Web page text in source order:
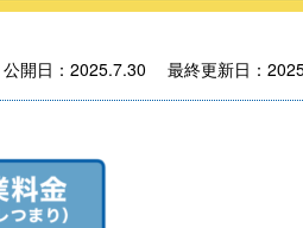
公開日：2025.7.30 最終更新日：